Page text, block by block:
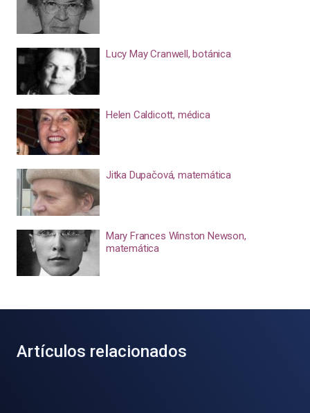
Lucy May Cranwell, botánica
Helen Caldicott, médica
Jitka Dupačová, matemática
Mary Frances Winston Newson,
matemática
Artículos relacionados